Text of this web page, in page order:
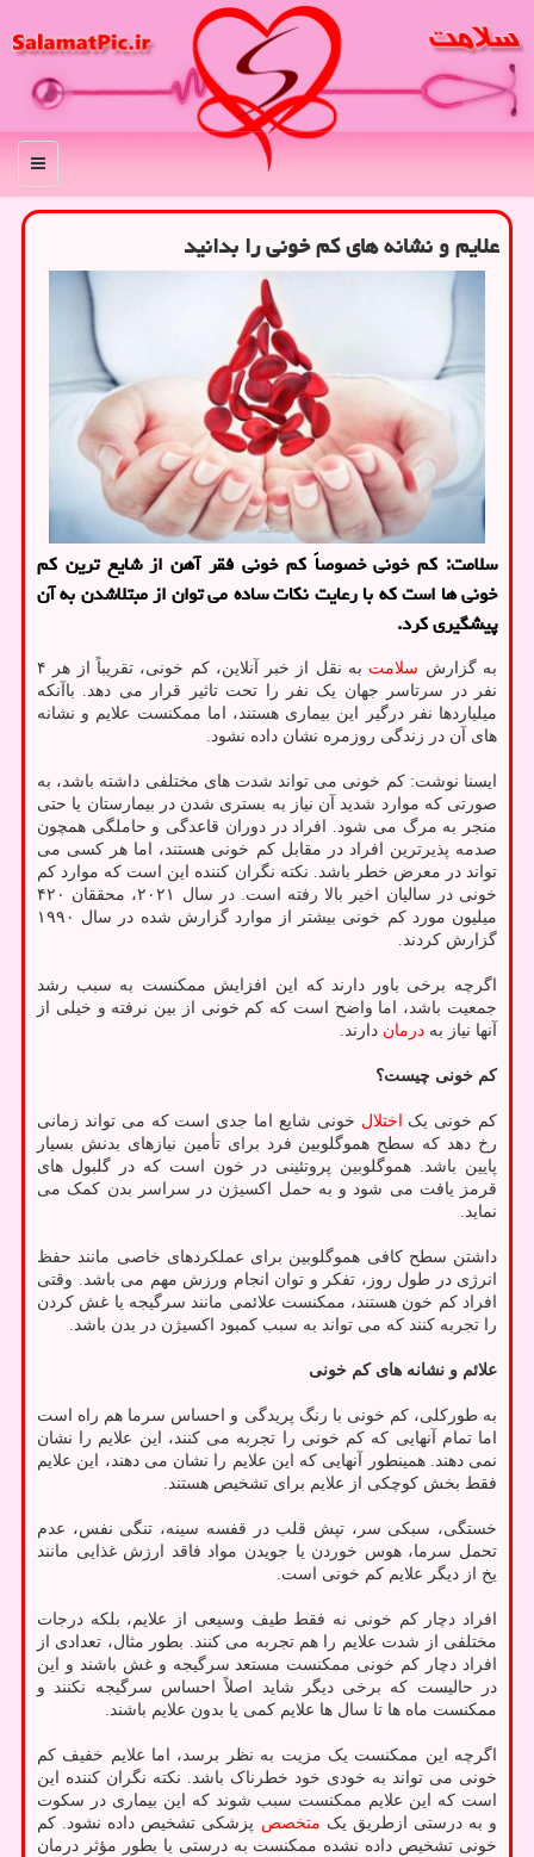
منو
علایم و نشانه های کم خونی را بدانید
سلامت: کم خونی خصوصاً کم خونی فقر آهن از شایع ترین کم
خونی ها است که با رعایت نکات ساده می توان از مبتلاشدن به آن
پیشگیری کرد.
به گزارش سلامت
به نقل از خبر آنلاین، کم خونی، تقریباً از هر ۴
نفر در سرتاسر جهان یک نفر را تحت تاثیر قرار می دهد. باآنکه
میلیاردها نفر درگیر این بیماری هستند، اما ممکنست علایم و نشانه
های آن در زندگی روزمره نشان داده نشود.
ایسنا نوشت: کم خونی می تواند شدت های مختلفی داشته باشد، به
صورتی که موارد شدید آن نیاز به بستری شدن در بیمارستان یا حتی
منجر به مرگ می شود. افراد در دوران قاعدگی و حاملگی همچون
صدمه پذیرترین افراد در مقابل کم خونی هستند، اما هر کسی می
تواند در معرض خطر باشد. نکته نگران کننده این است که موارد کم
خونی در سالیان اخیر بالا رفته است. در سال ۲۰۲۱، محققان ۴۲۰
میلیون مورد کم خونی بیشتر از موارد گزارش شده در سال ۱۹۹۰
گزارش کردند.
اگرچه برخی باور دارند که این افزایش ممکنست به سبب رشد
جمعیت باشد، اما واضح است که کم خونی از بین نرفته و خیلی از
آنها نیاز به درمان دارند.
کم خونی چیست؟
کم خونی یک اختلال خونی شایع اما جدی است که می تواند زمانی
رخ دهد که سطح هموگلوبین فرد برای تأمین نیازهای بدنش بسیار
پایین باشد. هموگلوبین پروتئینی در خون است که در گلبول های
قرمز یافت می شود و به حمل اکسیژن در سراسر بدن کمک می
نماید.
داشتن سطح کافی هموگلوبین برای عملکردهای خاصی مانند حفظ
انرژی در طول روز، تفکر و توان انجام ورزش مهم می باشد. وقتی
افراد کم خون هستند، ممکنست علائمی مانند سرگیجه یا غش کردن
را تجربه کنند که می تواند به سبب کمبود اکسیژن در بدن باشد.
علائم و نشانه های کم خونی
به طورکلی، کم خونی با رنگ پریدگی و احساس سرما هم راه است
اما تمام آنهایی که کم خونی را تجربه می کنند، این علایم را نشان
نمی دهند. همینطور آنهایی که این علایم را نشان می دهند، این علایم
فقط بخش کوچکی از علایم برای تشخیص هستند.
خستگی، سبکی سر، تپش قلب در قفسه سینه، تنگی نفس، عدم
تحمل سرما، هوس خوردن یا جویدن مواد فاقد ارزش غذایی مانند
یخ از دیگر علایم کم خونی است.
افراد دچار کم خونی نه فقط طیف وسیعی از علایم، بلکه درجات
مختلفی از شدت علایم را هم تجربه می کنند. بطور مثال، تعدادی از
افراد دچار کم خونی ممکنست مستعد سرگیجه و غش باشند و این
در حالیست که برخی دیگر شاید اصلاً احساس سرگیجه نکنند و
ممکنست ماه ها تا سال ها علایم کمی یا بدون علایم باشند.
اگرچه این ممکنست یک مزیت به نظر برسد، اما علایم خفیف کم
خونی می تواند به خودی خود خطرناک باشد. نکته نگران کننده این
است که این علایم ممکنست سبب شوند که این بیماری در سکوت
و به درستی ازطریق یک متخصص پزشکی تشخیص داده نشود. کم
خونی تشخیص داده نشده ممکنست به درستی یا بطور مؤثر درمان